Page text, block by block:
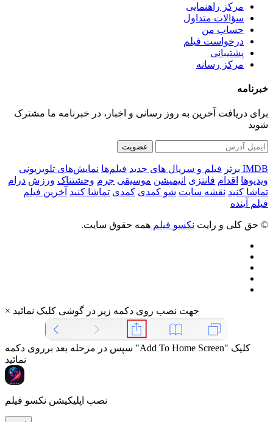
مرکز راهنمایی
سؤالات متداول
حساب من
درخواست فیلم
پشتیبانی
مرکز رسانه
خبرنامه
برای دریافت آخرین به روز رسانی و اخبار، در خبرنامه ما مشترک
شوید
عضویت
IMDB برتر فیلم و سریال های جدید فیلم‌ها نمایش‌های تلویزیونی
ویدیوها اقدام فانتزی انیمیشن موسیقی جرم وحشتناک ورزش درام
تماشا کنید نقشه سایت شو کمدی کمدی تماشا کنید آخرین فیلم
فیلم آینده
© حق کلی و رایت نکسو فیلم همه حقوق سایت.
× جهت نصب روی دکمه زیر در گوشی کلیک نمائید
سپس در مرحله بعد برروی دکمه "Add To Home Screen" کلیک
نمائید
نصب اپلیکیشن نکسو فیلم